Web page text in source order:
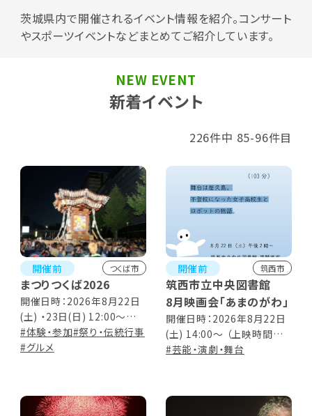
茨城県内で開催されるイベント情報を紹介。コンサート
やスポーツイベントなどまとめてご紹介しています。
新着イベント
NEW EVENT
226件中 85-96件目
開催前 つくば市
まつりつくば2026
開催日時：2026年8月22日
(土) ・23日(日) 12:00～
21:00
#体験・参加#祭り・伝統行事
#グルメ
開催前 筑西市
筑西市立中央図書館
8月映画会「あまのがわ」
開催日時：2026年8月22日
(土) 14:00～ （上映時間
103分）
#芸能・演劇・舞台